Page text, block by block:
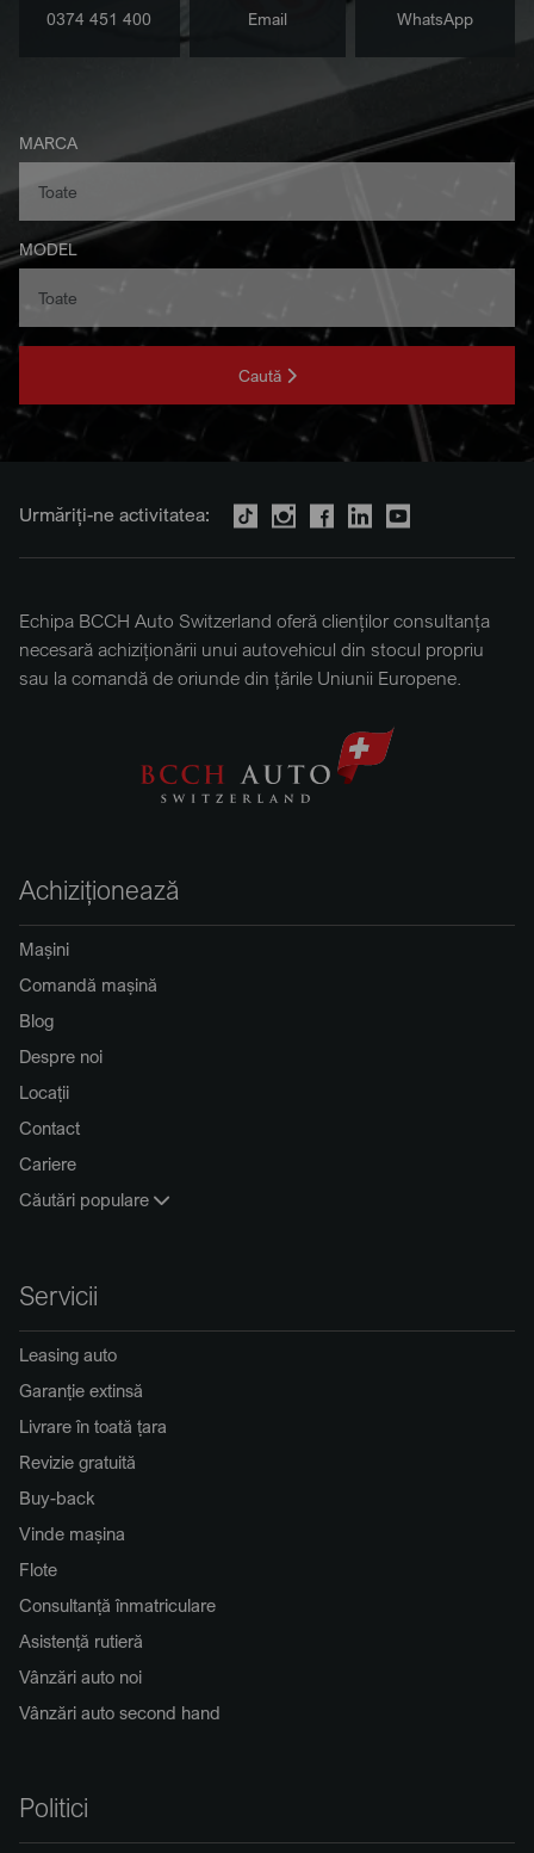
0374 451 400 Email WhatsApp
MARCA
MODEL
Caută
Urmăriți-ne activitatea:
Echipa BCCH Auto Switzerland oferă clienților consultanța
necesară achiziționării unui autovehicul din stocul propriu
sau la comandă de oriunde din țările Uniunii Europene.
Achiziționează
Mașini
Comandă mașină
Blog
Despre noi
Locații
Contact
Cariere
Căutări populare
Servicii
Leasing auto
Garanție extinsă
Livrare în toată țara
Revizie gratuită
Buy-back
Vinde mașina
Flote
Consultanță înmatriculare
Asistență rutieră
Vânzări auto noi
Vânzări auto second hand
Politici